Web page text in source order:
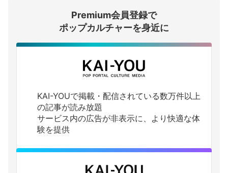
ログインする
Premium会員登録で
ポップカルチャーを身近に
KAI-YOUで掲載・配信されている数万件以上
の記事が読み放題
サービス内の広告が非表示に、より快適な体
験を提供